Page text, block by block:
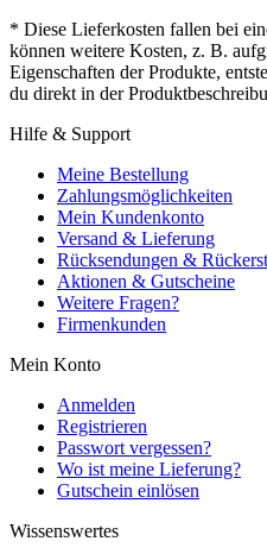
* Diese Lieferkosten fallen bei
können weitere Kosten, z. B.
Eigenschaften der Produkte,
du direkt in der
Hilfe & Support
Meine Bestellung
Zahlungsmöglichkeiten
Mein Kundenkonto
Versand & Lieferung
Rücksendungen &
Aktionen & Gutscheine
Weitere Fragen?
Firmenkunden
Mein Konto
Anmelden
Registrieren
Passwort vergessen?
Wo ist meine Lieferung?
Gutschein einlösen
Wissenswertes